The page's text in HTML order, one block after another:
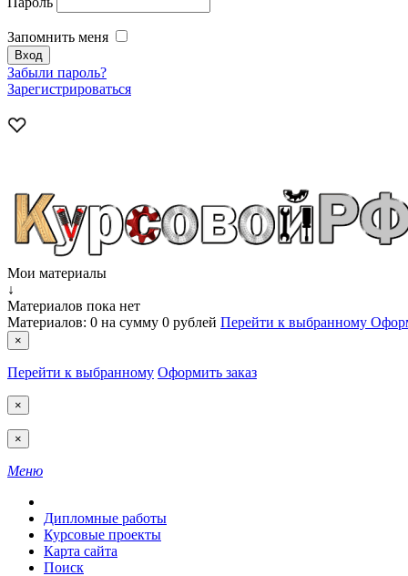
Запомнить меня
Забыли пароль?
Зарегистрироваться
Мои материалы
↓
Материалов пока нет
Материалов: 0 на сумму 0 рублей Перейти к выбранному
×
Перейти к выбранному Оформить заказ
×
×
Меню
Дипломные работы
Курсовые проекты
Карта сайта
Поиск